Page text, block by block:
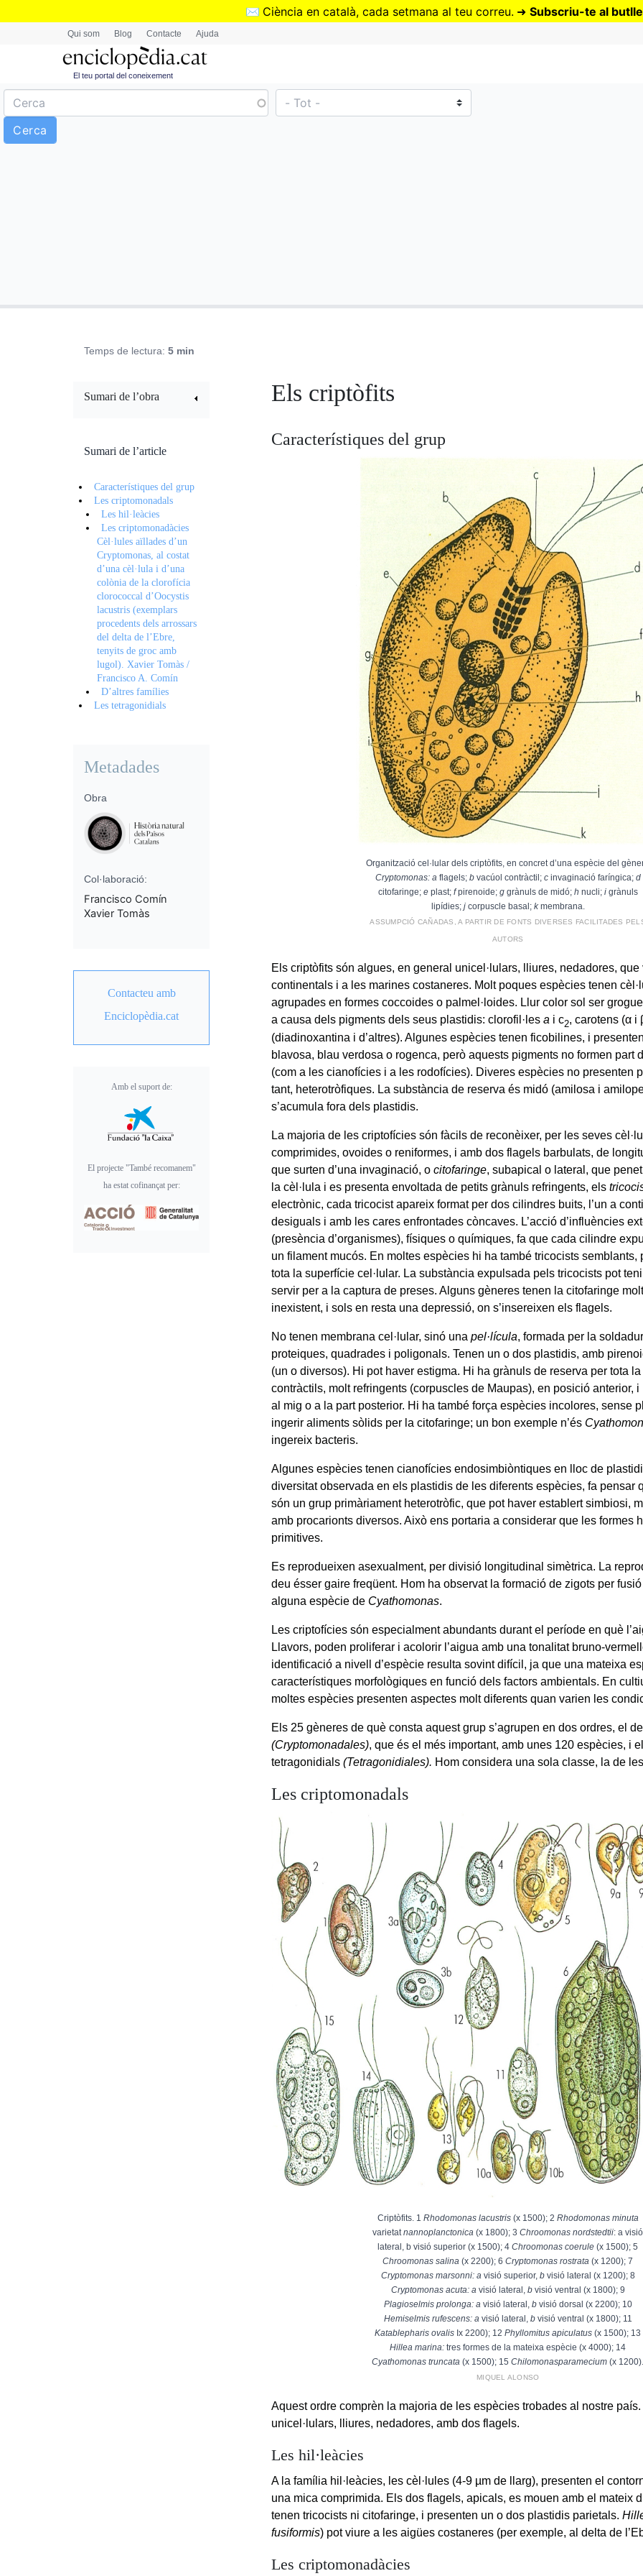
Vés
✉️ Ciència en català, cada setmana al teu correu. ➜ Subscriu-te al
Qui som Blog Contacte Ajuda
El teu portal del coneixement
Temps de lectura: 5 min
Els criptòfits
Característiques del grup
Organització cel·lular dels criptòfits, en concret d’una espècie del
Cryptomonas: aflagels; bvacúol contràctil; cinvaginació faríngica; d
citofaringe; eplast; fpirenoide; ggrànuls de midó; h nucli; igrànuls
lipídies; jcorpuscle basal; kmembrana.
ASSUMPCIÓ CAÑADAS, A PARTIR DE FONTS DIVERSES FACILITADES
AUTORS
Els criptòfits són algues, en general unicel·lulars, lliures, nedadores,
continentals i a les marines costaneres. Molt poques espècies tenen
agrupades en formes coccoides o palmel·loides. Llur color sol ser
a causa dels pigments dels seus plastidis: clorofil·lesa i c2, carotens (α i
(diadinoxantina i d’altres). Algunes espècies tenen ficobilines, i
blavosa, blau verdosa o rogenca, però aquests pigments no formen part
(com a les cianofícies i a les rodofícies). Diveres espècies no presenten
tant, heterotròfiques. La substància de reserva és midó (amilosa i
s’acumula fora dels plastidis.
La majoria de les criptofícies són fàcils de reconèixer, per les seves
comprimides, ovoides o reniformes, i amb dos flagels barbulats, de
que surten d’una invaginació, ocitofaringe, subapical o lateral, que
la cèl·lula i es presenta envoltada de petits grànuls refringents, els
electrònic, cada tricocist apareix format per dos cilindres buits, l’un a
desiguals i amb les cares enfrontades còncaves. L’acció d’influències
(presència d’organismes), físiques o químiques, fa que cada cilindre
un filament mucós. En moltes espècies hi ha també tricocists semblants,
tota la superfície cel·lular. La substància expulsada pels tricocists pot
servir per a la captura de preses. Alguns gèneres tenen la citofaringe
inexistent, i sols en resta una depressió, on s’insereixen els flagels.
No tenen membrana cel·lular, sinó unapel·lícula, formada per la
proteiques, quadrades i poligonals. Tenen un o dos plastidis, amb
(un o diversos). Hi pot haver estigma. Hi ha grànuls de reserva per tota
contràctils, molt refringents (corpuscles de Maupas), en posició anterior,
al mig o a la part posterior. Hi ha també força espècies incolores, sense
ingerir aliments sòlids per la citofaringe; un bon exemple n’és
ingereix bacteris.
Algunes espècies tenen cianofícies endosimbiòntiques en lloc de
diversitat observada en els plastidis de les diferents espècies, fa pensar
són un grup primàriament heterotròfic, que pot haver establert simbiosi,
amb procarionts diversos. Això ens portaria a considerar que les formes
primitives.
Es reprodueixen asexualment, per divisió longitudinal simètrica. La
deu ésser gaire freqüent. Hom ha observat la formació de zigots per
alguna espècie de Cyathomonas.
Les criptofícies són especialment abundants durant el període en què
Llavors, poden proliferar i acolorir l’aigua amb una tonalitat bruno-
identificació a nivell d’espècie resulta sovint difícil, ja que una mateixa
característiques morfològiques en funció dels factors ambientals. En
moltes espècies presenten aspectes molt diferents quan varien les
Els 25 gèneres de què consta aquest grup s’agrupen en dos ordres, el
(Cryptomonadales), que és el més important, amb unes 120 espècies, i
tetragonidials(Tetragonidiales). Hom considera una sola classe, la de
Les criptomonadals
Criptòfits. 1 Rhodomonas lacustris(x 1500); 2 Rhodomonas minuta
varietatnannoplanctonica (x 1800); 3Chroomonas nordstedtii: a visió
lateral, b visió superior (x 1500); 4Chroomonas coerule (x 1500); 5
Chroomonas salina (x 2200); 6Cryptomonas rostrata (x 1200); 7
Cryptomonas marsonni: a visió superior, bvisió lateral (x 1200); 8
Cryptomonas acuta: a visió lateral, bvisió ventral (x 1800); 9
Plagioselmis prolonga: a visió lateral, bvisió dorsal (x 2200); 10
Hemiselmis rufescens: a visió lateral, bvisió ventral (x 1800); 11
Katablepharis ovalis Ix 2200); 12Phyllomitus apiculatus (x 1500); 13
Hillea marina: tres formes de la mateixa espècie (x 4000); 14
Cyathomonas truncata (x 1500); 15Chilomonasparamecium (x
MIQUEL ALONSO
Aquest ordre comprèn la majoria de les espècies trobades al nostre país.
unicel·lulars, lliures, nedadores, amb dos flagels.
Les hil·leàcies
A la família hil·leàcies, les cèl·lules (4-9 µm de llarg), presenten el
una mica comprimida. Els dos flagels, apicals, es mouen amb el mateix
tenen tricocists ni citofaringe, i presenten un o dos plastidis parietals.
fusiformis) pot viure a les aigües costaneres (per exemple, al delta de
Les criptomonadàcies
Sumari de l’obra
Sumari de l’article
Característiques del grup
Les criptomonadals
Les hil·leàcies
Les criptomonadàcies
Cèl·lules aïllades d’un
Cryptomonas, al costat
d’una cèl·lula i d’una
colònia de la clorofícia
clorococcal d’Oocystis
lacustris (exemplars
procedents dels arrossars
del delta de l’Ebre,
tenyits de groc amb
lugol). Xavier Tomàs /
Francisco A. Comín
D’altres famílies
Les tetragonidials
Metadades
Obra
Col·laboració:
Francisco Comín
Xavier Tomàs
Contacteu amb
Enciclopèdia.cat
Amb el suport de:
El projecte "També recomanem"
ha estat cofinançat per: